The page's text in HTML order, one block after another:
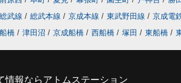
総武線 / 総武本線 / 京成本線 / 東武野田線 / 京成電
船橋 / 津田沼 / 京成船橋 / 西船橋 / 塚田 / 東船橋 /
情報ならアトムステーション